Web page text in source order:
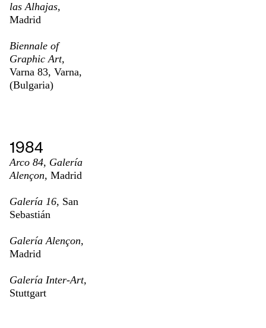
las Alhajas,
Madrid
Biennale of
Graphic Art,
Varna 83, Varna,
(Bulgaria)
1984
Arco 84, Galería
Alençon, Madrid
Galería 16, San
Sebastián
Galería Alençon,
Madrid
Galería Inter-Art,
Stuttgart